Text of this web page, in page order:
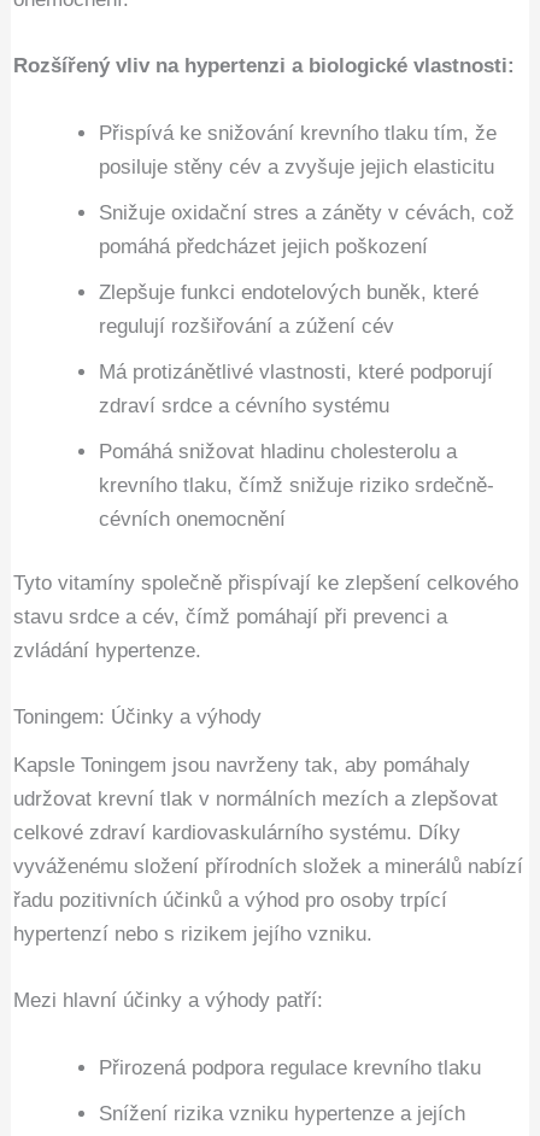
Rozšířený vliv na hypertenzi a biologické vlastnosti:
Přispívá ke snižování krevního tlaku tím, že
posiluje stěny cév a zvyšuje jejich elasticitu
Snižuje oxidační stres a záněty v cévách, což
pomáhá předcházet jejich poškození
Zlepšuje funkci endotelových buněk, které
regulují rozšiřování a zúžení cév
Má protizánětlivé vlastnosti, které podporují
zdraví srdce a cévního systému
Pomáhá snižovat hladinu cholesterolu a
krevního tlaku, čímž snižuje riziko srdečně-
cévních onemocnění
Tyto vitamíny společně přispívají ke zlepšení celkového
stavu srdce a cév, čímž pomáhají při prevenci a
zvládání hypertenze.
Toningem: Účinky a výhody
Kapsle Toningem jsou navrženy tak, aby pomáhaly
udržovat krevní tlak v normálních mezích a zlepšovat
celkové zdraví kardiovaskulárního systému. Díky
vyváženému složení přírodních složek a minerálů nabízí
řadu pozitivních účinků a výhod pro osoby trpící
hypertenzí nebo s rizikem jejího vzniku.
Mezi hlavní účinky a výhody patří:
Přirozená podpora regulace krevního tlaku
Snížení rizika vzniku hypertenze a jejích